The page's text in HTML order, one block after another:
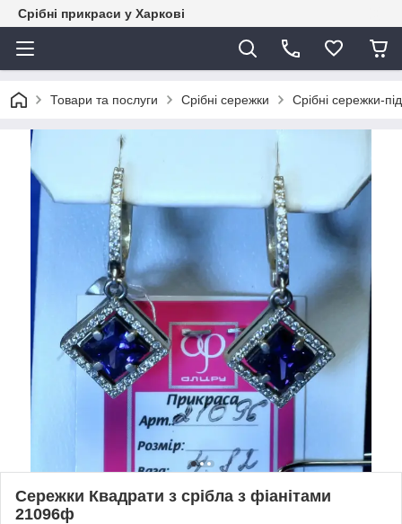
Срібні прикраси у Харкові
Товари та послуги Срібні сережки Срібні сережки-
Сережки Квадрати з срібла з фіанітами
21096ф